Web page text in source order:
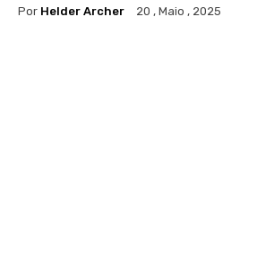
Por Helder Archer 20 , Maio , 2025